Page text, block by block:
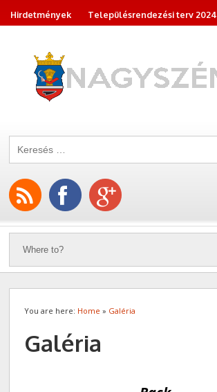
Hirdetmények
Településrendezési terv 2024
You are here: Home » Galéria
Galéria